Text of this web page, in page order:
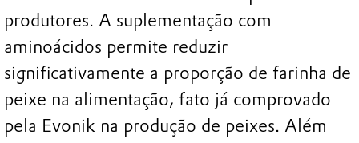
produtores. A suplementação com
aminoácidos permite reduzir
significativamente a proporção de farinha de
peixe na alimentação, fato já comprovado
pela Evonik na produção de peixes. Além